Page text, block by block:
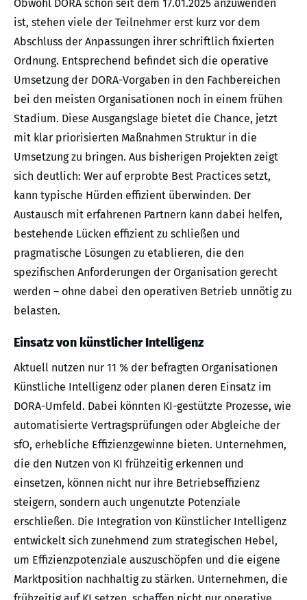
Obwohl DORA schon seit dem 17.01.2025 anzuwenden
ist, stehen viele der Teilnehmer erst kurz vor dem
Abschluss der Anpassungen ihrer schriftlich fixierten
Ordnung. Entsprechend befindet sich die operative
Umsetzung der DORA-Vorgaben in den Fachbereichen
bei den meisten Organisationen noch in einem frühen
Stadium. Diese Ausgangslage bietet die Chance, jetzt
mit klar priorisierten Maßnahmen Struktur in die
Umsetzung zu bringen. Aus bisherigen Projekten zeigt
sich deutlich: Wer auf erprobte Best Practices setzt,
kann typische Hürden effizient überwinden. Der
Austausch mit erfahrenen Partnern kann dabei helfen,
bestehende Lücken effizient zu schließen und
pragmatische Lösungen zu etablieren, die den
spezifischen Anforderungen der Organisation gerecht
werden – ohne dabei den operativen Betrieb unnötig zu
belasten.
Einsatz von künstlicher Intelligenz
Aktuell nutzen nur 11 % der befragten Organisationen
Künstliche Intelligenz oder planen deren Einsatz im
DORA-Umfeld. Dabei könnten KI-gestützte Prozesse, wie
automatisierte Vertragsprüfungen oder Abgleiche der
sfO, erhebliche Effizienzgewinne bieten. Unternehmen,
die den Nutzen von KI frühzeitig erkennen und
einsetzen, können nicht nur ihre Betriebseffizienz
steigern, sondern auch ungenutzte Potenziale
erschließen. Die Integration von Künstlicher Intelligenz
entwickelt sich zunehmend zum strategischen Hebel,
um Effizienzpotenziale auszuschöpfen und die eigene
Marktposition nachhaltig zu stärken. Unternehmen, die